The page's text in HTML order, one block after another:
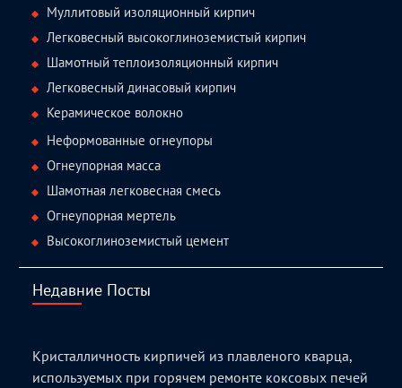
Муллитовый изоляционный кирпич
Легковесный высокоглиноземистый кирпич
Шамотный теплоизоляционный кирпич
Легковесный динасовый кирпич
Керамическое волокно
Неформованные огнеупоры
Огнеупорная масса
Шамотная легковесная смесь
Огнеупорная мертель
Высокоглиноземистый цемент
Недавние Посты
Кристалличность кирпичей из плавленого кварца,
используемых при горячем ремонте коксовых печей